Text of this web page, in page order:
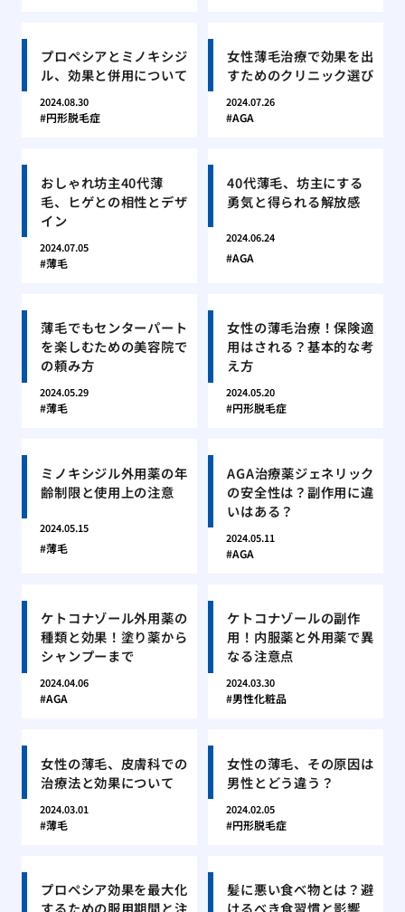
プロペシアとミノキシジ
ル、効果と併用について
2024.08.30
円形脱毛症
女性薄毛治療で効果を出
すためのクリニック選び
2024.07.26
AGA
おしゃれ坊主40代薄
毛、ヒゲとの相性とデザ
イン
2024.07.05
薄毛
40代薄毛、坊主にする
勇気と得られる解放感
2024.06.24
AGA
薄毛でもセンターパート
を楽しむための美容院で
の頼み方
2024.05.29
薄毛
女性の薄毛治療！保険適
用はされる？基本的な考
え方
2024.05.20
円形脱毛症
ミノキシジル外用薬の年
齢制限と使用上の注意
2024.05.15
薄毛
AGA治療薬ジェネリック
の安全性は？副作用に違
いはある？
2024.05.11
AGA
ケトコナゾール外用薬の
種類と効果！塗り薬から
シャンプーまで
2024.04.06
AGA
ケトコナゾールの副作
用！内服薬と外用薬で異
なる注意点
2024.03.30
男性化粧品
女性の薄毛、皮膚科での
治療法と効果について
2024.03.01
薄毛
女性の薄毛、その原因は
男性とどう違う？
2024.02.05
円形脱毛症
プロペシア効果を最大化
するための服用期間と注
髪に悪い食べ物とは？避
けるべき食習慣と影響